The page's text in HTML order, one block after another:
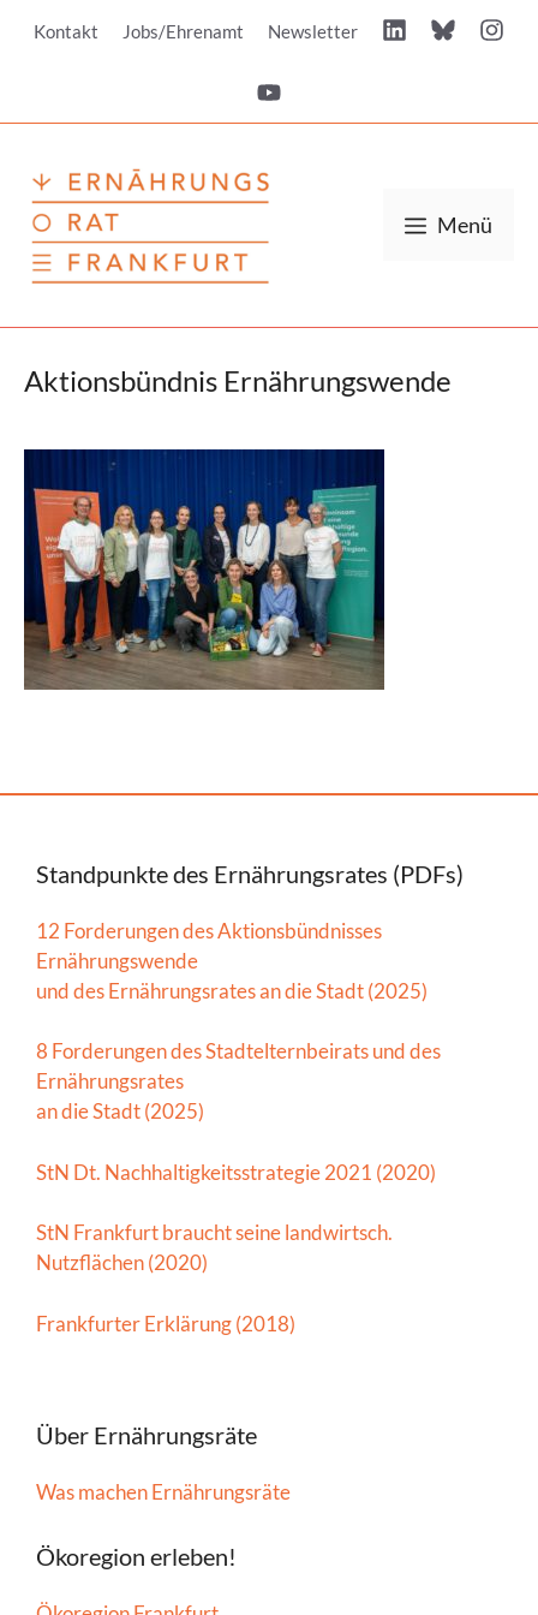
InhaltKontakt Jobs/Ehrenamt Newsletter
Menü
Aktionsbündnis Ernährungswende
Standpunkte des Ernährungsrates (PDFs)
12 Forderungen des Aktionsbündnisses
Ernährungswende
und des Ernährungsrates an die Stadt (2025)
8 Forderungen des Stadtelternbeirats und des
Ernährungsrates
an die Stadt (2025)
StN Dt. Nachhaltigkeitsstrategie 2021 (2020)
StN Frankfurt braucht seine landwirtsch.
Nutzflächen (2020)
Frankfurter Erklärung (2018)
Über Ernährungsräte
Was machen Ernährungsräte
Ökoregion erleben!